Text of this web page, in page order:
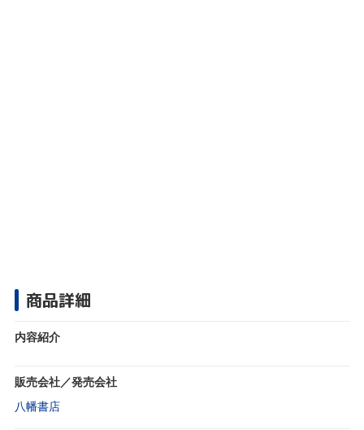
商品詳細
内容紹介
販売会社／発売会社
八幡書店